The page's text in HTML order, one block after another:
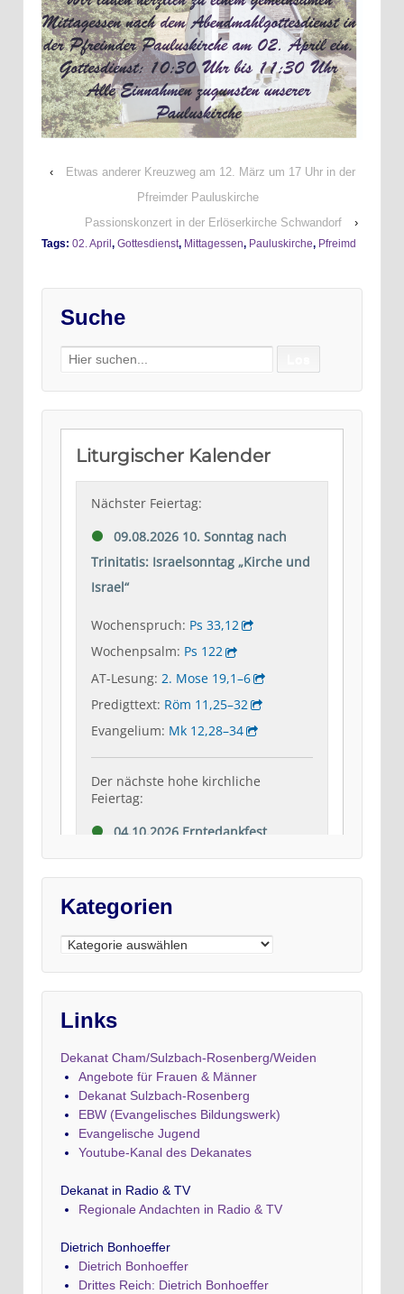
‹
Etwas anderer Kreuzweg am 12. März um 17 Uhr in der
Pfreimder Pauluskirche
Passionskonzert in der Erlöserkirche Schwandorf
›
Tags: 02. April , Gottesdienst, Mittagessen, Pauluskirche, Pfreimd
Suche
Search
Kategorien
Kategorien
Links
Dekanat Cham/Sulzbach-Rosenberg/Weiden
Angebote für Frauen & Männer
Dekanat Sulzbach-Rosenberg
EBW (Evangelisches Bildungswerk)
Evangelische Jugend
Youtube-Kanal des Dekanates
Dekanat in Radio & TV
Regionale Andachten in Radio & TV
Dietrich Bonhoeffer
Dietrich Bonhoeffer
Drittes Reich: Dietrich Bonhoeffer